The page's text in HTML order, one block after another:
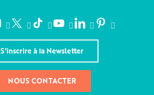
S'inscrire à la Newsletter
NOUS CONTACTER